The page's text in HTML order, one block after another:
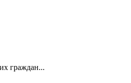
граждан...